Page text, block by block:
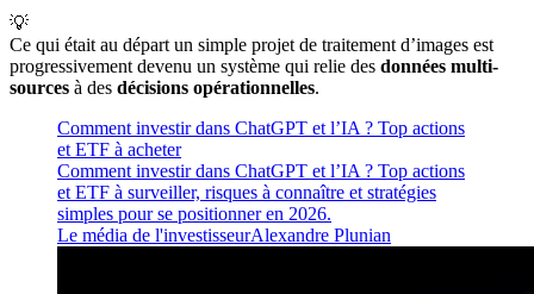
💡
Ce qui était au départ un simple projet de traitement d’images est
progressivement devenu un système qui relie des données multi-
sources à des décisions opérationnelles.
Comment investir dans ChatGPT et l’IA ? Top actions
et ETF à acheter
Comment investir dans ChatGPT et l’IA ? Top actions
et ETF à surveiller, risques à connaître et stratégies
simples pour se positionner en 2026.
Le média de l'investisseurAlexandre Plunian